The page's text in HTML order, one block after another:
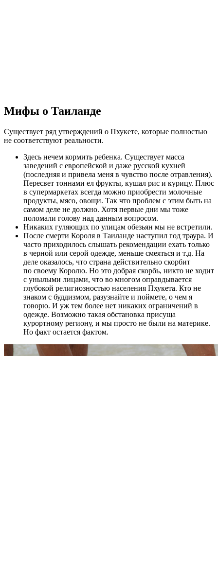
Мифы о Таиланде
Существует ряд утверждений о Пхукете, которые полностью
не соответствуют реальности.
Здесь нечем кормить ребенка. Существует масса
заведений с европейской и даже русской кухней
(последняя и привела меня в чувство после отравления).
Пересвет тоннами ел фрукты, кушал рис и курицу. Плюс
в супермаркетах всегда можно приобрести молочные
продукты, мясо, овощи. Так что проблем с этим быть на
самом деле не должно. Хотя первые дни мы тоже
поломали голову над данным вопросом.
Никаких гуляющих по улицам обезьян мы не встретили.
После смерти Короля в Таиланде наступил год траура. И
часто приходилось слышать рекомендации ехать только
в черной или серой одежде, меньше смеяться и т.д. На
деле оказалось, что страна действительно скорбит
по своему Королю. Но это добрая скорбь, никто не ходит
с унылыми лицами, что во многом оправдывается
глубокой религиозностью населения Пхукета. Кто не
знаком с буддизмом, разузнайте и поймете, о чем я
говорю. И уж тем более нет никаких ограничений в
одежде. Возможно такая обстановка присуща
курортному региону, и мы просто не были на материке.
Но факт остается фактом.